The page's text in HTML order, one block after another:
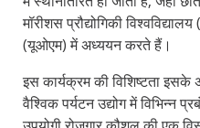
मॉरीशस प्रौद्योगिकी
(यूओएम) में अध्ययन करते हैं।
इस कार्यक्रम की विशिष्टता इसके
वैश्विक पर्यटन उद्योग में विभिन्न